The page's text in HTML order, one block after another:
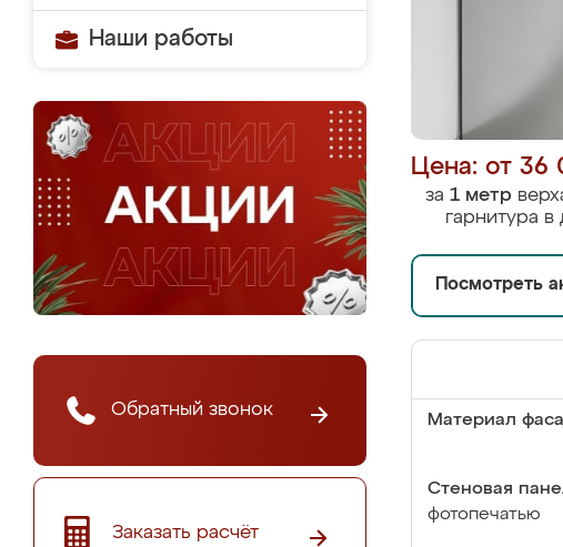
Наши работы
Обратный звонок
Заказать расчёт
Цена: от 36
за 1 метр
гарнитура в
Посмотреть
Материал
Стеновая
фотопечатью